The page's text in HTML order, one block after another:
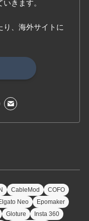
きます。
り、海外サイトに
CableMod
COFO
Neo
Epomaker
Gloture
Insta 360